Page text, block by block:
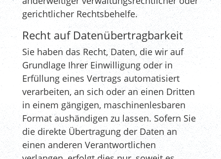
gerichtlicher Rechtsbehelfe.
Recht auf Datenübertragbarkeit
Sie haben das Recht, Daten, die wir auf
Grundlage Ihrer Einwilligung oder in
Erfüllung eines Vertrags automatisiert
verarbeiten, an sich oder an einen Dritten
in einem gängigen, maschinenlesbaren
Format aushändigen zu lassen. Sofern Sie
die direkte Übertragung der Daten an
einen anderen Verantwortlichen